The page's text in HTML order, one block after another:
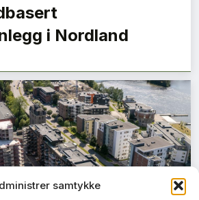
samtykke
i Nordland
PLUSS